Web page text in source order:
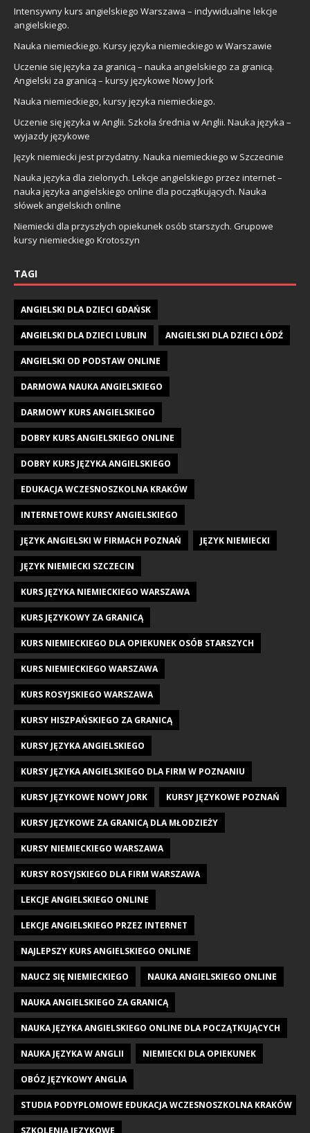
Intensywny kurs angielskiego Warszawa – indywidualne lekcje
angielskiego.
Nauka niemieckiego. Kursy języka niemieckiego w Warszawie
Uczenie się języka za granicą – nauka angielskiego za granicą.
Angielski za granicą – kursy językowe Nowy Jork
Nauka niemieckiego, kursy języka niemieckiego.
Uczenie się języka w Anglii. Szkoła średnia w Anglii. Nauka języka –
wyjazdy językowe
Język niemiecki jest przydatny. Nauka niemieckiego w Szczecinie
Nauka języka dla zielonych. Lekcje angielskiego przez internet –
nauka języka angielskiego online dla początkujących. Nauka
słówek angielskich online
Niemiecki dla przyszłych opiekunek osób starszych. Grupowe
kursy niemieckiego Krotoszyn
TAGI
ANGIELSKI DLA DZIECI GDAŃSK
ANGIELSKI DLA DZIECI LUBLIN ANGIELSKI DLA DZIECI ŁÓDŹ
ANGIELSKI OD PODSTAW ONLINE
DARMOWA NAUKA ANGIELSKIEGO
DARMOWY KURS ANGIELSKIEGO
DOBRY KURS ANGIELSKIEGO ONLINE
DOBRY KURS JĘZYKA ANGIELSKIEGO
EDUKACJA WCZESNOSZKOLNA KRAKÓW
INTERNETOWE KURSY ANGIELSKIEGO
JĘZYK ANGIELSKI W FIRMACH POZNAŃ JĘZYK NIEMIECKI
JĘZYK NIEMIECKI SZCZECIN
KURS JĘZYKA NIEMIECKIEGO WARSZAWA
KURS JĘZYKOWY ZA GRANICĄ
KURS NIEMIECKIEGO DLA OPIEKUNEK OSÓB STARSZYCH
KURS NIEMIECKIEGO WARSZAWA
KURS ROSYJSKIEGO WARSZAWA
KURSY HISZPAŃSKIEGO ZA GRANICĄ
KURSY JĘZYKA ANGIELSKIEGO
KURSY JĘZYKA ANGIELSKIEGO DLA FIRM W POZNANIU
KURSY JĘZYKOWE NOWY JORK KURSY JĘZYKOWE POZNAŃ
KURSY JĘZYKOWE ZA GRANICĄ DLA MŁODZIEŻY
KURSY NIEMIECKIEGO WARSZAWA
KURSY ROSYJSKIEGO DLA FIRM WARSZAWA
LEKCJE ANGIELSKIEGO ONLINE
LEKCJE ANGIELSKIEGO PRZEZ INTERNET
NAJLEPSZY KURS ANGIELSKIEGO ONLINE
NAUCZ SIĘ NIEMIECKIEGO NAUKA ANGIELSKIEGO ONLINE
NAUKA ANGIELSKIEGO ZA GRANICĄ
NAUKA JĘZYKA ANGIELSKIEGO ONLINE DLA POCZĄTKUJĄCYCH
NAUKA JĘZYKA W ANGLII NIEMIECKI DLA OPIEKUNEK
OBÓZ JĘZYKOWY ANGLIA
STUDIA PODYPLOMOWE EDUKACJA WCZESNOSZKOLNA KRAKÓW